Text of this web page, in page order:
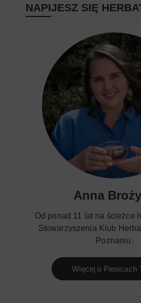
NAPIJESZ SIĘ
Anna
Od ponad 11 lat na ścieżce
Stowarzyszenia Klub
Poznaniu.
Więcej o Piewcach